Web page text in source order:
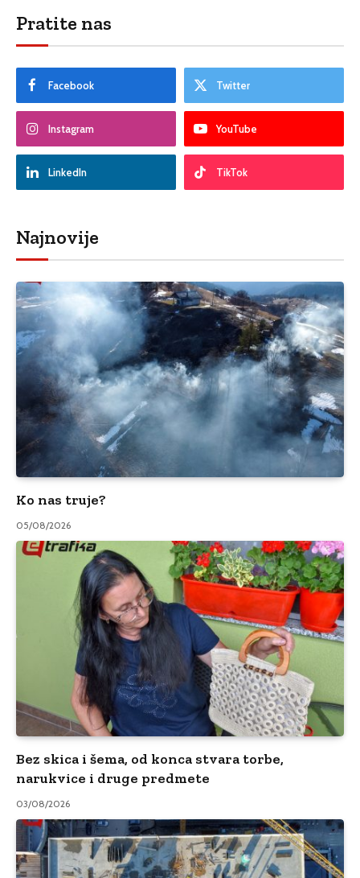
Pratite nas
Facebook Twitter
Instagram YouTube
LinkedIn TikTok
Najnovije
Ko nas truje?
05/08/2026
Bez skica i šema, od konca stvara torbe,
narukvice i druge predmete
03/08/2026